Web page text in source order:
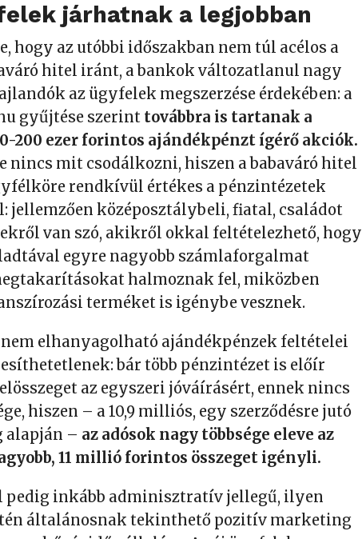
járhatnak a legjobban
hogy az utóbbi időszakban nem túl acélos a
hitel iránt, a bankok változatlanul nagy
az ügyfelek megszerzése érdekében: a
gyűjtése szerint továbbra is tartanak a
200 ezer forintos ajándékpénzt ígérő akciók.
nincs mit csodálkozni, hiszen a babaváró hitel
rendkívül értékes a pénzintézetek
jellemzően középosztálybeli, fiatal, családot
van szó, akikről okkal feltételezhető, hogy
egyre nagyobb számlaforgalmat
halmoznak fel, miközben
terméket is igénybe vesznek.
elhanyagolható ajándékpénzek feltételei
bár több pénzintézet is előír
az egyszeri jóváírásért, ennek nincs
hiszen – a 10,9 milliós, egy szerződésre jutó
alapján – az adósok nagy többsége eleve az
11 millió forintos összeget igényli.
pedig inkább adminisztratív jellegű, ilyen
általánosnak tekinthető pozitív marketing